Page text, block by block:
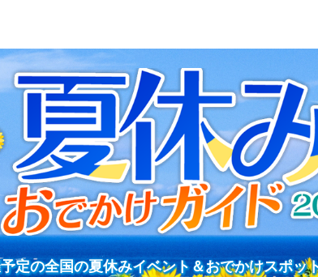
定の全国の夏休みイベント＆おでかけスポッ